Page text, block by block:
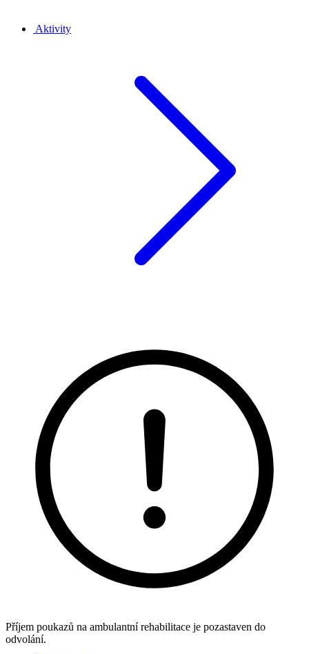
Aktivity
Příjem poukazů na ambulantní rehabilitace je pozastaven do
odvolání.